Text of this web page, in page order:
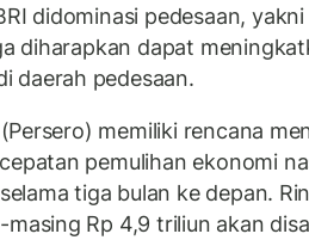
didominasi pedesaan, yakni
diharapkan dapat
daerah pedesaan.
memiliki rencana
pemulihan ekonomi
tiga bulan ke depan.
masing Rp 4,9 triliun akan